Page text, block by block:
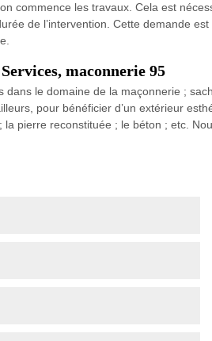
commence les travaux. Cela est
de l’intervention. Cette demande
maconnerie 95
dans le domaine de la maçonnerie ;
pour bénéficier d’un extérieur
pierre reconstituée ; le béton ; etc.